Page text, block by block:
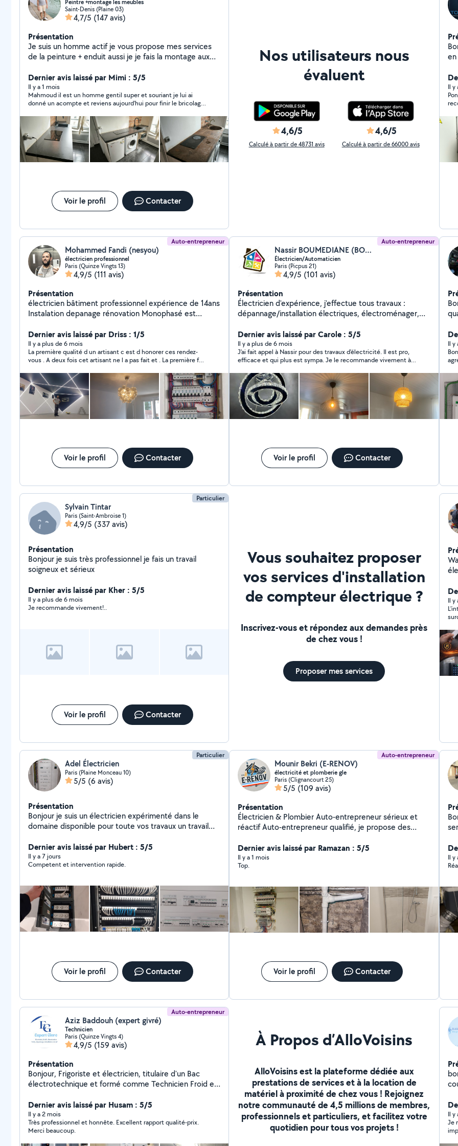
Peintre +montage les meubles
Saint-Denis (Plaine 03)
4,7/5 (147 avis)
Présentation
Je suis un homme actif je vous propose mes services
de la peinture + enduit aussi je je fais la montage aux
pour lui poser le carrelage et aussi parquet. N'hésitez
pas à me contacter.
Dernier avis laissé par Mimi : 5/5
Il y a 1 mois
Mahmoud il est un homme gentil super et souriant je lui ai
donné un acompte et reviens aujourd'hui pour finir le bricolage
recommande vivement ses services avec les yeux fermés
franchement génial
Voir le profil Contacter
Nos utilisateurs nous
évaluent
4,6/5
Calculé à partir de 48731 avis
4,6/5
Calculé à partir de 66000 avis
Il y
Auto-entrepreneur
Mohammed Fandi (nesyou)
électricien professionnel
Paris (Quinze Vingts 13)
4,9/5 (111 avis)
Présentation
électricien bâtiment professionnel expérience de 14ans
Instalation depanage rénovation Monophasé est
rg45 variateur.... Remise en conformité tableux
électrique est tout électricité bâtiment je suis ponctuel
est sympathique N'hésitez surtout pas a me contacter
Dernier avis laissé par Driss : 1/5
Il y a plus de 6 mois
La première qualité d un artisant c est d honorer ces rendez-
vous . A deux fois cet artisant ne l a pas fait et . La première fois
avons convenu d un 2 eme rendez vous dimanche 10/11 a 12h. Il
ne s est pas présente et n a pas prévenu . Je vous laisse
qualifier ce comportement
Voir le profil Contacter
Auto-entrepreneur
Nassir BOUMEDIANE (BOUMEDIANE Nassir)
Électricien/Automaticien
Paris (Picpus 21)
4,9/5 (101 avis)
Présentation
Électricien d'expérience, j'effectue tous travaux :
dépannage/installation électriques, électroménager,
montage/fixation de meuble, TV, salle de bain (paroi de
douche, porte-serviette, radiateurs, etc...).
Dernier avis laissé par Carole : 5/5
Il y a plus de 6 mois
J'ai fait appel à Nassir pour des travaux d'électricité. Il est pro,
efficace et qui plus est sympa. Je le recommande vivement à
Voir le profil Contacter
Il y
Bonjour, La prestation
Particulier
Sylvain Tintar
Paris (Saint-Ambroise 1)
4,9/5 (337 avis)
Présentation
Bonjour je suis très professionnel je fais un travail
soigneux et sérieux
Dernier avis laissé par Kher : 5/5
Il y a plus de 6 mois
Je recommande vivement!..
Voir le profil Contacter
Vous souhaitez proposer
vos services d'installation
de compteur électrique ?
Inscrivez-vous et répondez aux demandes près
de chez vous !
Proposer mes services
et
Il y
pu
espèces
en
A
Particulier
Adel Électricien
Paris (Plaine Monceau 10)
5/5 (6 avis)
Présentation
Bonjour je suis un électricien expérimenté dans le
domaine disponible pour toute vos travaux un travail
Dernier avis laissé par Hubert : 5/5
Il y a 7 jours
Competent et intervention rapide.
Voir le profil Contacter
Auto-entrepreneur
Mounir Bekri (E-RENOV)
électricité et plomberie gle
Paris (Clignancourt 25)
5/5 (109 avis)
Présentation
Électricien & Plombier Auto-entrepreneur sérieux et
réactif Auto-entrepreneur qualifié, je propose des
rénovations, dépannage, mises aux normes) et en
plomberie (réparation de fuites, remplacement de
robinetterie, chauffe-eau, sanitaires, etc.). Intervention
particuliers et professionnels.
Dernier avis laissé par Ramazan : 5/5
Il y a 1 mois
Top.
Voir le profil Contacter
Bonjour diplômé
meubles -
Il y
Auto-entrepreneur
Aziz Baddouh (expert givré)
Technicien
Paris (Quinze Vingts 4)
4,9/5 (159 avis)
Présentation
Bonjour, Frigoriste et électricien, titulaire d'un Bac
électrotechnique et formé comme Technicien Froid et
service pour vos besoins en froid, climatisation et
électricité. J'interviens pour le dépannage, l'installation,
l'entretien, la maintenance et la recherche de panne,
avec sérieux, méthode et efficacité. Je travaille aussi
Dernier avis laissé par Husam : 5/5
Il y a 2 mois
Très professionnel et honnête. Excellent rapport qualité-prix.
Merci beaucoup.
À Propos d’AlloVoisins
AlloVoisins est la plateforme dédiée aux
prestations de services et à la location de
matériel à proximité de chez vous ! Rejoignez
notre communauté de 4,5 millions de membres,
professionnels et particuliers, et facilitez votre
quotidien pour tous vos projets !
bonjour je suis
Il y
Je